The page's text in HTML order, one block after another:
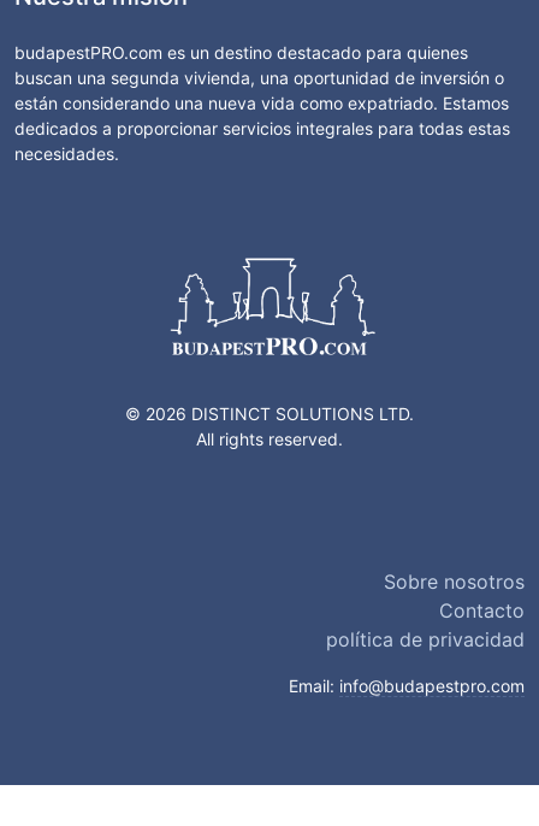
budapestPRO.com es un destino destacado para quienes
buscan una segunda vivienda, una oportunidad de inversión o
están considerando una nueva vida como expatriado. Estamos
dedicados a proporcionar servicios integrales para todas estas
necesidades.
© 2026 DISTINCT SOLUTIONS LTD.
All rights reserved.
Sobre nosotros
Contacto
política de privacidad
Email: info@budapestpro.com